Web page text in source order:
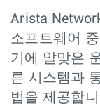
Arista
소프트웨어
기에 알맞은
른 시스템과
법을 제공합